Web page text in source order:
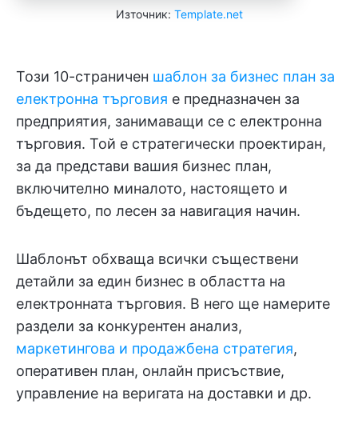
Източник: Template.net
Този 10-страничен шаблон за бизнес план за
електронна търговия е предназначен за
предприятия, занимаващи се с електронна
търговия. Той е стратегически проектиран,
за да представи вашия бизнес план,
включително миналото, настоящето и
бъдещето, по лесен за навигация начин.
Шаблонът обхваща всички съществени
детайли за един бизнес в областта на
електронната търговия. В него ще намерите
раздели за конкурентен анализ,
маркетингова и продажбена стратегия,
оперативен план, онлайн присъствие,
управление на веригата на доставки и др.